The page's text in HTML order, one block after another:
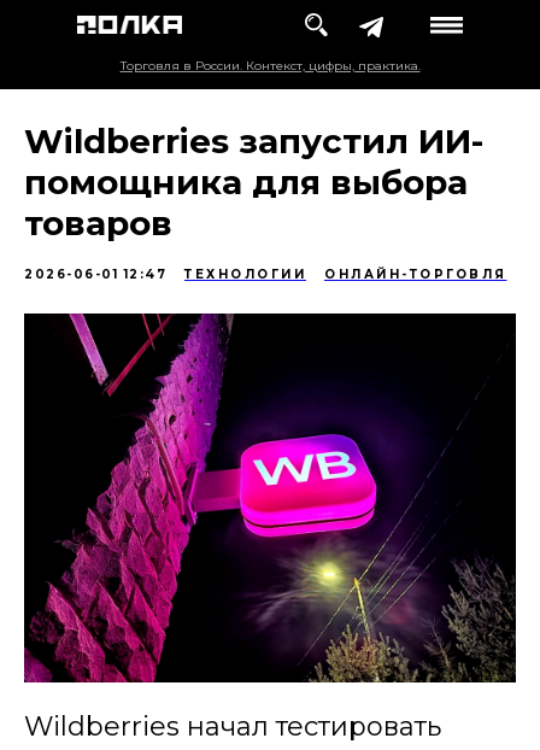
Торговля в России. Контекст, цифры, практика.
Wildberries запустил ИИ-
помощника для выбора
товаров
2026-06-01 12:47 ТЕХНОЛОГИИ ОНЛАЙН-ТОРГОВЛЯ
Wildberries начал тестировать